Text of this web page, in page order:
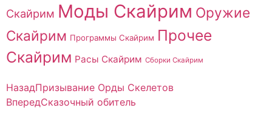
Скайрим Моды Скайрим Оружие
Скайрим Программы Скайрим Прочее
Скайрим Расы Скайрим Сборки Скайрим
НазадПризывание Орды Скелетов
ВпередСказочный обитель